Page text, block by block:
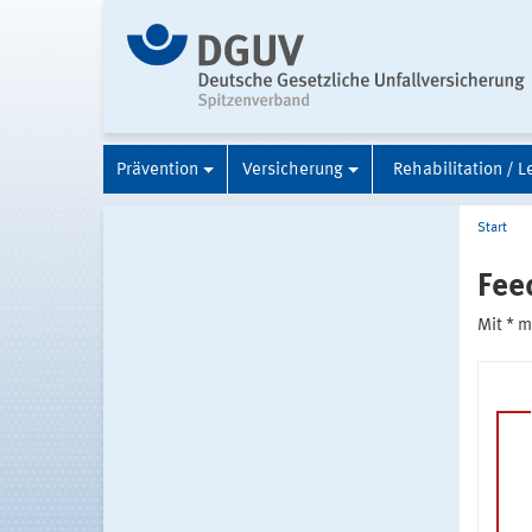
Prävention Versicherung Rehabilitation /
Start
Mit *